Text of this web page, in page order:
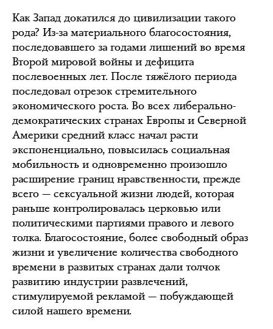
Как Запад докатился до цивилизации такого
рода? Из-за материального благосостояния,
последовавшего за годами лишений во время
Второй мировой войны и дефицита
послевоенных лет. После тяжёлого периода
последовал отрезок стремительного
экономического роста. Во всех либерально-
демократических странах Европы и Северной
Америки средний класс начал расти
экспоненциально, повысилась социальная
мобильность и одновременно произошло
расширение границ нравственности, прежде
всего — сексуальной жизни людей, которая
раньше контролировалась церковью или
политическими партиями правого и левого
толка. Благосостояние, более свободный образ
жизни и увеличение количества свободного
времени в развитых странах дали толчок
развитию индустрии развлечений,
стимулируемой рекламой — побуждающей
силой нашего времени.